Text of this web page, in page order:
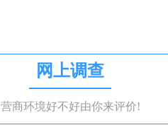
网上调查
营商环境好不好由你来评价!